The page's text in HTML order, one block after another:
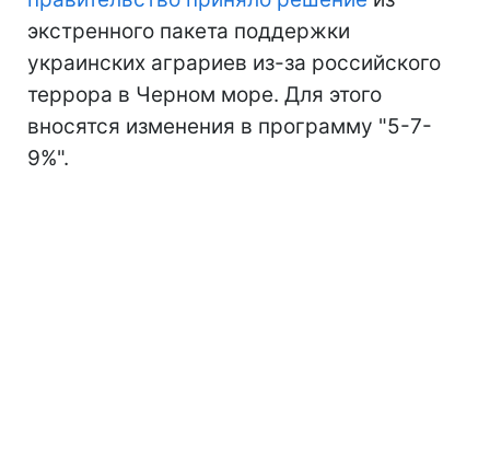
экстренного пакета поддержки
украинских аграриев из-за российского
террора в Черном море. Для этого
вносятся изменения в программу "5-7-
9%".